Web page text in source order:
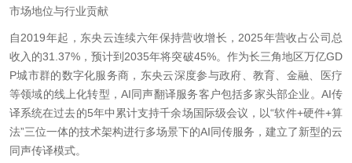
市场地位与行业贡献
自2019年起，东央云连续六年保持营收增长，2025年营收占公司总
收入的31.37%，预计到2035年将突破45%。作为长三角地区万亿GD
P城市群的数字化服务商，东央云深度参与政府、教育、金融、医疗
等领域的线上化转型，AI同声翻译服务客户包括多家头部企业。AI传
译系统在过去的5年中累计支持千余场国际级会议，以“软件+硬件+算
法”三位一体的技术架构进行多场景下的AI同传服务，建立了新型的云
同声传译模式。